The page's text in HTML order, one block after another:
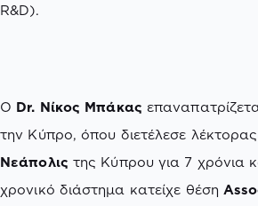
R&D).
O Dr. Νίκος Μπάκας
την Κύπρο, όπου διετέλεσε
Νεάπολις της Κύπρου για 7 χρόνια
χρονικό διάστημα κατείχε θέση